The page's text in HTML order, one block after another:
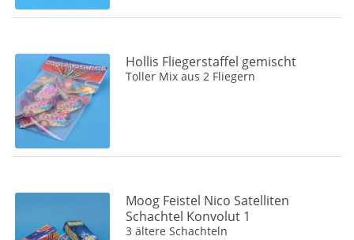
Hollis Fliegerstaffel gemischt
Toller Mix aus 2 Fliegern
Moog Feistel Nico Satelliten
Schachtel Konvolut 1
3 ältere Schachteln